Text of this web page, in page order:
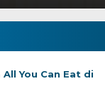
You Can Eat di